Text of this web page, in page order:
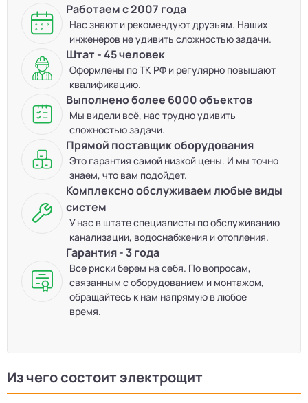
Работаем с 2007 года
Нас знают и рекомендуют друзьям. Наших
инженеров не удивить сложностью задачи.
Штат - 45 человек
Оформлены по ТК РФ и регулярно повышают
квалификацию.
Выполнено более 6000 объектов
Мы видели всё, нас трудно удивить
сложностью задачи.
Прямой поставщик оборудования
Это гарантия самой низкой цены. И мы точно
знаем, что вам подойдет.
Комплексно обслуживаем любые виды
систем
У нас в штате специалисты по обслуживанию
канализации, водоснабжения и отопления.
Гарантия - 3 года
Все риски берем на себя. По вопросам,
связанным с оборудованием и монтажом,
обращайтесь к нам напрямую в любое
время.
Из чего состоит электрощит